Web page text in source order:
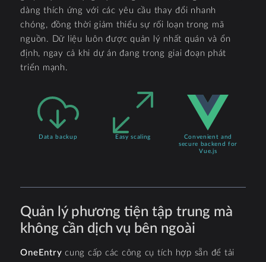
dàng thích ứng với các yêu cầu thay đổi nhanh
chóng, đồng thời giảm thiểu sự rối loạn trong mã
nguồn. Dữ liệu luôn được quản lý nhất quán và ổn
định, ngay cả khi dự án đang trong giai đoạn phát
triển mạnh.
Data backup Easy scaling
Convenient and
secure backend for
Vue.js
Quản lý phương tiện tập trung mà
không cần dịch vụ bên ngoài
OneEntry cung cấp các công cụ tích hợp sẵn để tải